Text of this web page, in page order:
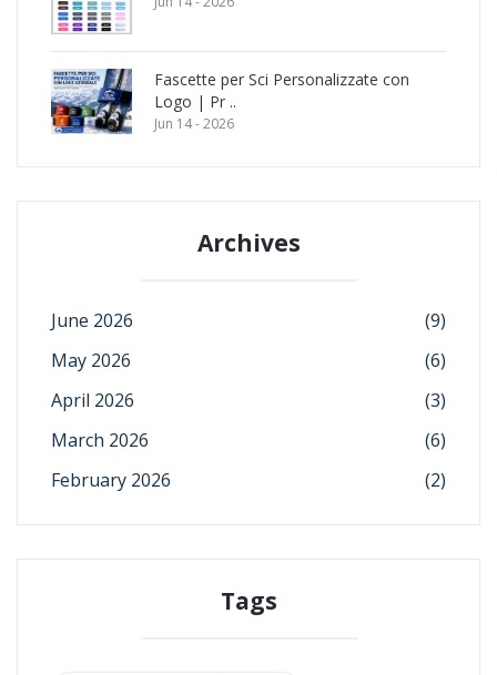
Fascette per Sci Personalizzate con
Logo | Pr ..
Jun 14 - 2026
Archives
June 2026
(9)
May 2026
(6)
April 2026
(3)
March 2026
(6)
February 2026
(2)
Tags